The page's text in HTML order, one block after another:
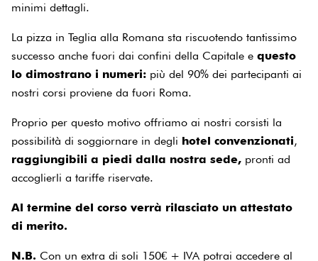
minimi dettagli.
La pizza in Teglia alla Romana sta riscuotendo tantissimo
successo anche fuori dai confini della Capitale e questo
lo dimostrano i numeri: più del 90% dei partecipanti ai
nostri corsi proviene da fuori Roma.
Proprio per questo motivo offriamo ai nostri corsisti la
possibilità di soggiornare in degli hotel convenzionati,
raggiungibili a piedi dalla nostra sede, pronti ad
accoglierli a tariffe riservate.
Al termine del corso verrà rilasciato un attestato
di merito.
N.B. Con un extra di soli 150€ + IVA potrai accedere al